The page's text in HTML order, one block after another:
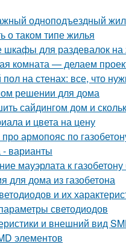
одноподъездный
о таком типе жилья
для раздевалок на
комната — делаем
на стенах: все, что
решении для дома
сайдингом дом и
и цвета на цену
армопояс по
варианты
мауэрлата к
для дома из газобетона
и их
светодиодов
и внешний вид
элементов